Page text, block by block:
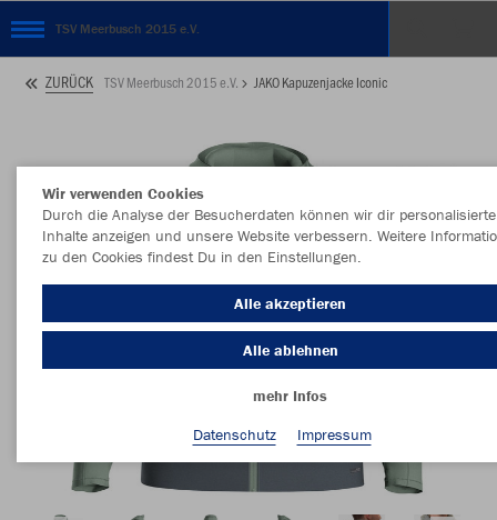
TSV Meerbusch 2015 e.V.
ZURÜCK TSV Meerbusch 2015 e.V. JAKO Kapuzenjacke Iconic
Wir verwenden Cookies
Durch die Analyse der Besucherdaten können wir dir personalisierte
Inhalte anzeigen und unsere Website verbessern. Weitere
zu den Cookies findest Du in den Einstellungen.
Alle akzeptieren
Alle ablehnen
mehr Infos
Datenschutz
Impressum